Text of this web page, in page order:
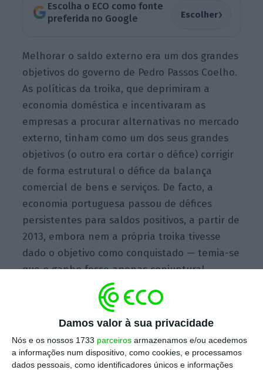
Damos valor à sua privacidade
Nós e os nossos 1733 parceiros armazenamos e/ou acedemos
a informações num dispositivo, como cookies, e processamos
dados pessoais, como identificadores únicos e informações
Escolha o ECO como fonte
preferida no Google
Escolher›
Melhorar o saldo externo era um dos grandes
objetivos do governo de Pedro Passos Coelho.
As políticas da troika, que deprimiram a
economia doméstica e incentivaram as
empresas a procurar alternativas no mercado
externo, tinham como um dos seus grandes
objetivos (o outro era cortar o défice) corrigir
de forma estrutural o défice da balança
comercial de bens e serviços. De facto, a
economia portuguesa passou de défices
persistentes para saldos positivos, a partir de
2013, embora nem a própria troika tivesse
dado o objetivo como conquistado — temia-se
que o ganho fosse apenas conjuntural.
Agora, no terceiro trimestre de 2016, quando
PIB também cresceu de forma
surpreendente, o excedente comercial
ganhou uma dimensão nunca vista, mostram